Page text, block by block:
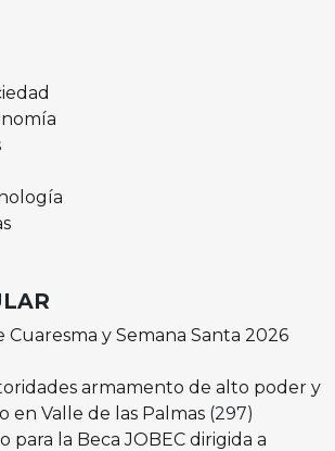
Cuaresma y Semana Santa 2026
armamento de alto poder y
en Valle de las Palmas (297)
para la Beca JOBEC dirigida a